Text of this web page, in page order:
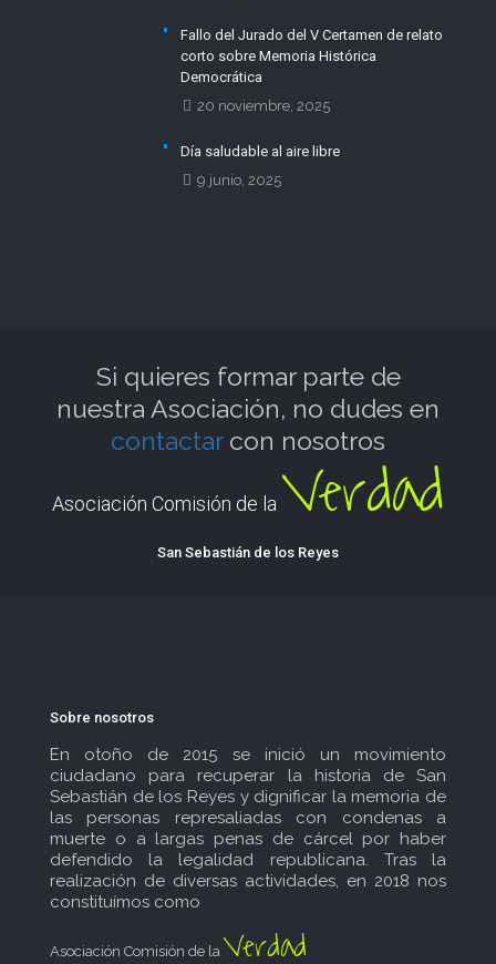
Fallo del Jurado del V Certamen de relato
corto sobre Memoria Histórica
Democrática
20 noviembre, 2025
Día saludable al aire libre
9 junio, 2025
Si quieres formar parte de
nuestra Asociación, no dudes en
contactarcon nosotros
Asociación Comisión de la Verdad
San Sebastián de los Reyes
Sobre nosotros
En otoño de 2015 se inició un movimiento
ciudadano para recuperar la historia de San
Sebastián de los Reyes y dignificar la memoria de
las personas represaliadas con condenas a
muerte o a largas penas de cárcel por haber
defendido la legalidad republicana. Tras la
realización de diversas actividades, en 2018 nos
constituímos como
Asociación Comisión de la Verdad